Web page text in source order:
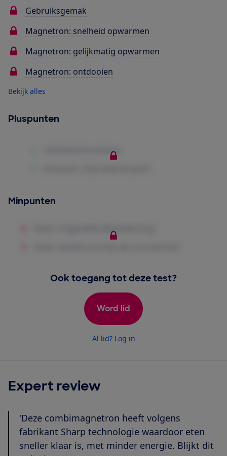
Gebruiksgemak
Magnetron: snelheid opwarmen
Magnetron: gelijkmatig opwarmen
Magnetron: ontdooien
Bekijk alles
Pluspunten
Minpunten
Ook toegang tot deze test?
Word lid
Al lid? Log in
Expert review
'Deze combimagnetron heeft volgens
fabrikant Sharp technologie waardoor eten
sneller klaar is, met minder energie. Blijkt dit